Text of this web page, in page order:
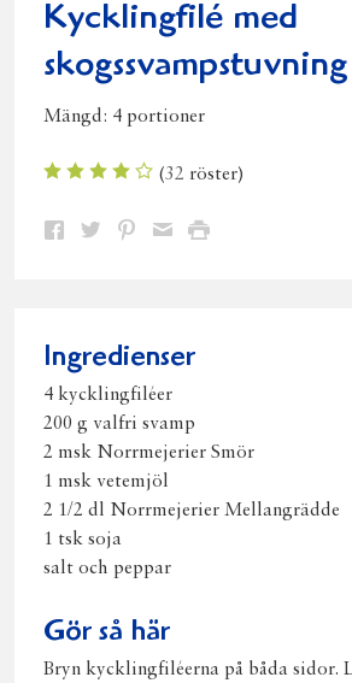
Kycklingfilé med
skogssvampstuvning
Mängd: 4 portioner
(32 röster)
Dela Dela Dela DelaSkriv
Ingredienser
4 kycklingfiléer
200 g valfri svamp
2 msk Norrmejerier Smör
1 msk vetemjöl
2 1/2 dl Norrmejerier Mellangrädde
1 tsk soja
salt och peppar
Gör så här
Bryn kycklingfiléerna på båda sidor.